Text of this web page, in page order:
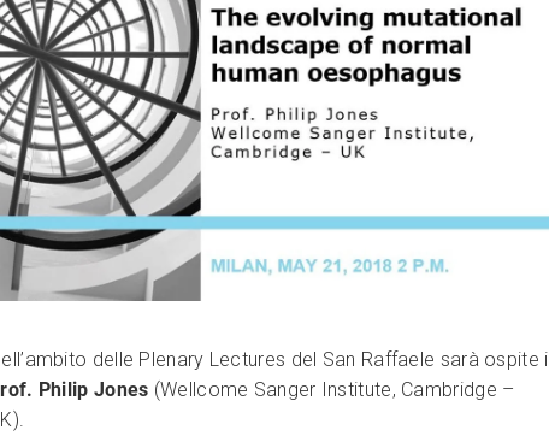
delle Plenary Lectures del San Raffaele sarà ospite il
Philip Jones (Wellcome Sanger Institute, Cambridge –